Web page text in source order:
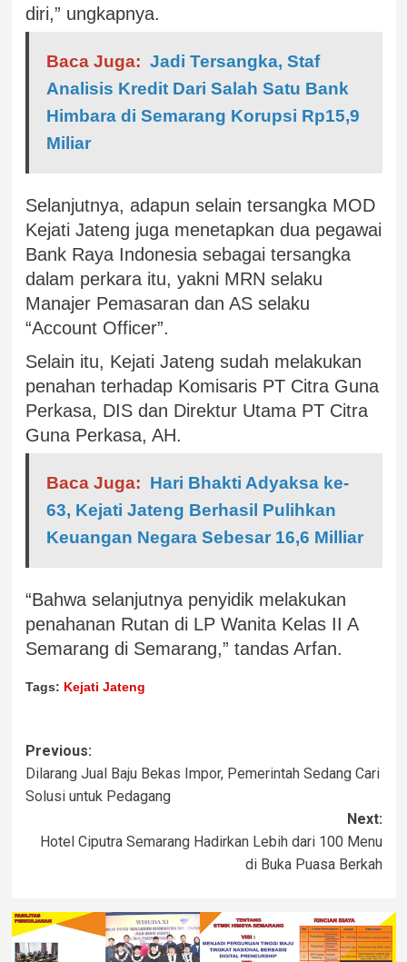
diri,” ungkapnya.
Baca Juga: Jadi Tersangka, Staf
Analisis Kredit Dari Salah Satu Bank
Himbara di Semarang Korupsi Rp15,9
Miliar
Selanjutnya, adapun selain tersangka MOD
Kejati Jateng juga menetapkan dua pegawai
Bank Raya Indonesia sebagai tersangka
dalam perkara itu, yakni MRN selaku
Manajer Pemasaran dan AS selaku
“Account Officer”.
Selain itu, Kejati Jateng sudah melakukan
penahan terhadap Komisaris PT Citra Guna
Perkasa, DIS dan Direktur Utama PT Citra
Guna Perkasa, AH.
Baca Juga: Hari Bhakti Adyaksa ke-
63, Kejati Jateng Berhasil Pulihkan
Keuangan Negara Sebesar 16,6 Milliar
“Bahwa selanjutnya penyidik melakukan
penahanan Rutan di LP Wanita Kelas II A
Semarang di Semarang,” tandas Arfan.
Tags: Kejati Jateng
Previous:
Dilarang Jual Baju Bekas Impor, Pemerintah Sedang Cari
Solusi untuk Pedagang
Next:
Hotel Ciputra Semarang Hadirkan Lebih dari 100 Menu
di Buka Puasa Berkah